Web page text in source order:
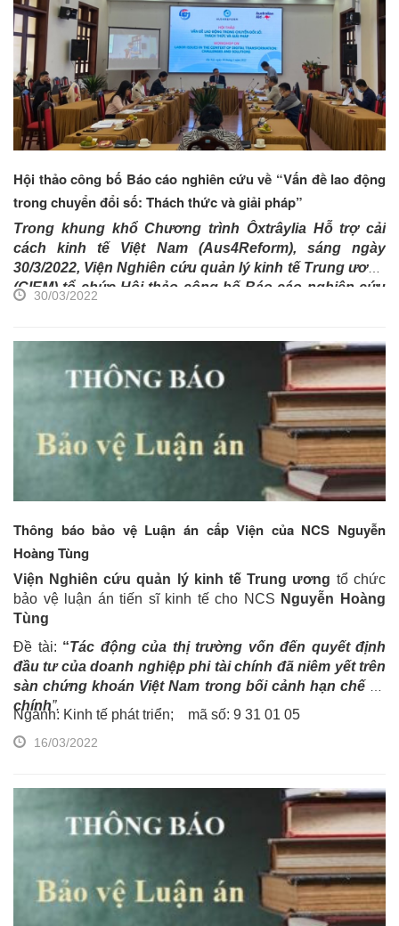
Hội thảo công bố Báo cáo nghiên cứu về “Vấn đề lao động
trong chuyển đổi số: Thách thức và giải pháp”
Trong khung khổ Chương trình Ôxtrâylia Hỗ trợ cải
cách kinh tế Việt Nam (Aus4Reform), sáng ngày
30/3/2022, Viện Nghiên cứu quản lý kinh tế Trung ương
(CIEM) tổ chức Hội thảo công bố Báo cáo nghiên cứu
vấn đề lao động để thúc đẩy quá trình chuyển đổi số ở
Việt Nam. Hội thảo tổ chức dưới hình thức trực tuyến
kết hợp trực tiếp, đảm bảo đầy đủ các bước an toàn
chống dịch Covid-19. TS. Đặng Đức Anh, Phó Viện
30/03/2022
Thông báo bảo vệ Luận án cấp Viện của NCS Nguyễn
Hoàng Tùng
Viện Nghiên cứu quản lý kinh tế Trung ương tổ chức
bảo vệ luận án tiến sĩ kinh tế cho NCS Nguyễn Hoàng
Tùng
Đề tài: “Tác động của thị trường vốn đến quyết định
đầu tư của doanh nghiệp phi tài chính đã niêm yết trên
sàn chứng khoán Việt Nam trong bối cảnh hạn chế tài
chính”.
Ngành: Kinh tế phát triển; mã số: 9 31 01 05
16/03/2022